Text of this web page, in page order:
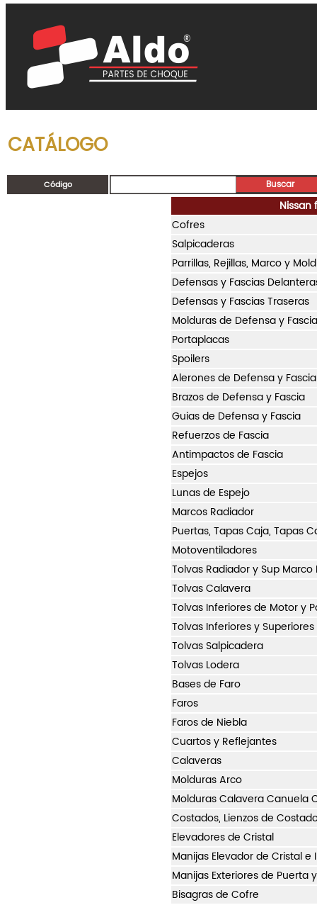
CATÁLOGO
Código
Nissan
Cofres
Salpicaderas
Parrillas, Rejillas, Marco y
Defensas y Fascias
Defensas y Fascias Traseras
Molduras de Defensa y Fascia
Portaplacas
Spoilers
Alerones de Defensa y Fascia
Brazos de Defensa y Fascia
Guias de Defensa y Fascia
Refuerzos de Fascia
Antimpactos de Fascia
Espejos
Lunas de Espejo
Marcos Radiador
Puertas, Tapas Caja, Tapas
Motoventiladores
Tolvas Radiador y Sup Marco
Tolvas Calavera
Tolvas Inferiores de Motor y
Tolvas Inferiores y
Tolvas Salpicadera
Tolvas Lodera
Bases de Faro
Faros
Faros de Niebla
Cuartos y Reflejantes
Calaveras
Molduras Arco
Molduras Calavera Canuela
Costados, Lienzos de
Elevadores de Cristal
Manijas Elevador de Cristal
Manijas Exteriores de Puerta
Bisagras de Cofre